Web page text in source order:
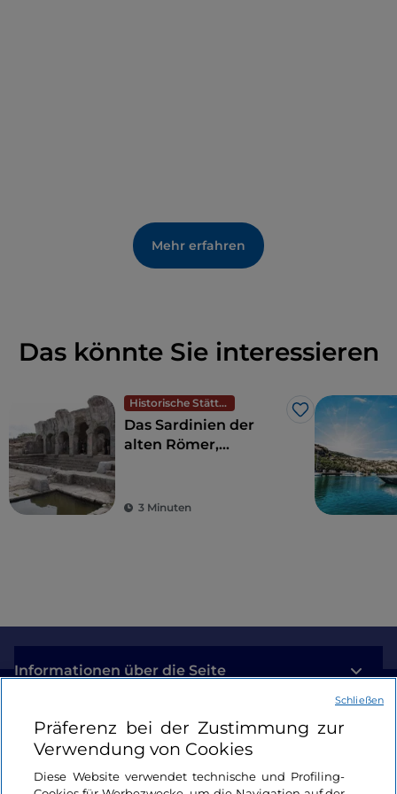
Mehr erfahren
Das könnte Sie interessieren
Historische Stätten
Like
Das Sardinien der
alten Römer,
3 Minuten
Informationen über die Seite
Nützliche Links
Login
Präferenz bei der Zustimmung zur
Verwendung von Cookies
Diese Website verwendet technische und Profiling-
Schließen